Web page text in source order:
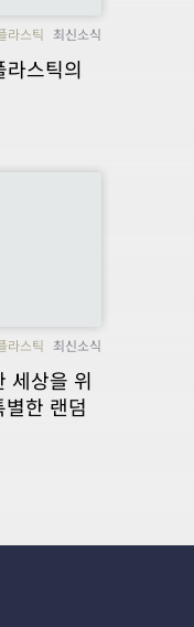
라스틱 최신소식
스틱의
라스틱 최신소식
세상을 위
한 랜덤